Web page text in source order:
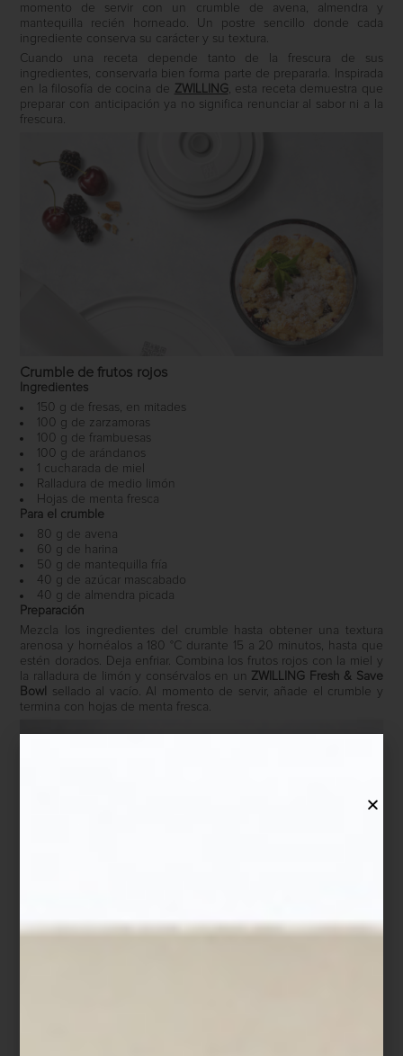
momento de servir con un crumble de avena, almendra y
mantequilla recién horneado. Un postre sencillo donde cada
ingrediente conserva su carácter y su textura.
Cuando una receta depende tanto de la frescura de sus
ingredientes, conservarla bien forma parte de prepararla. Inspirada
en la filosofía de cocina de ZWILLING, esta receta demuestra que
preparar con anticipación ya no significa renunciar al sabor ni a la
frescura.
Crumble de frutos rojos
Ingredientes
150 g de fresas, en mitades
100 g de zarzamoras
100 g de frambuesas
100 g de arándanos
1 cucharada de miel
Ralladura de medio limón
Hojas de menta fresca
Para el crumble
80 g de avena
60 g de harina
50 g de mantequilla fría
40 g de azúcar mascabado
40 g de almendra picada
Preparación
Mezcla los ingredientes del crumble hasta obtener una textura
arenosa y hornéalos a 180 °C durante 15 a 20 minutos, hasta que
estén dorados. Deja enfriar. Combina los frutos rojos con la miel y
la ralladura de limón y consérvalos en un ZWILLING Fresh & Save
Bowl
sellado al vacío. Al momento de servir, añade el crumble y
termina con hojas de menta fresca.